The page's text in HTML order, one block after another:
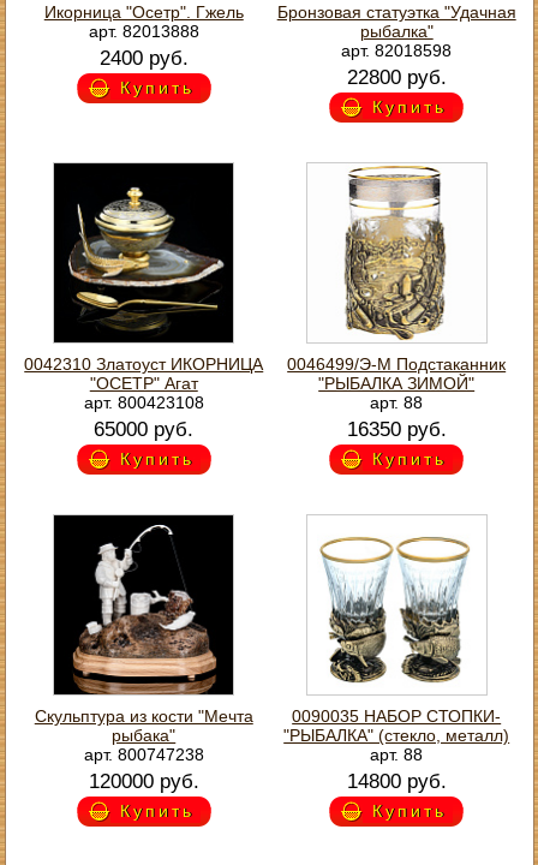
Икорница "Осетр". Гжель
арт. 82013888
2400 руб.
Купить
Бронзовая статуэтка "Удачная
рыбалка"
арт. 82018598
22800 руб.
Купить
0042310 Златоуст ИКОРНИЦА
"ОСЕТР" Агат
арт. 800423108
65000 руб.
Купить
0046499/Э-М Подстаканник
"РЫБАЛКА ЗИМОЙ"
арт. 88
16350 руб.
Купить
Скульптура из кости "Мечта
рыбака"
арт. 800747238
120000 руб.
Купить
0090035 НАБОР СТОПКИ-
"РЫБАЛКА" (стекло, металл)
арт. 88
14800 руб.
Купить